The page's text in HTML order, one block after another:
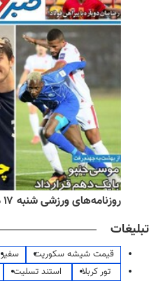
روزنامه‌های ورزشی شنبه ۱۷ مرداد ۱۴۰۵
تبلیغات
قیمت شیشه سکوریت سفیر
تور کربلا
استند تسلیت